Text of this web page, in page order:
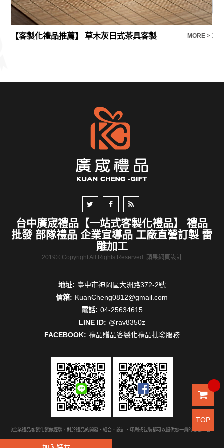
【客製化禮品推薦】 草木灰日式茶具客製 MORE > 巧
TOP
台中廣宬禮品【一站式客製化禮品】 禮品
批發 部隊禮品 企業宣導品 工廠直營訂製 雷
雕加工
2019© Copyright All Rights Reserved 蘋果網頁設計
地址: 臺中市神岡區大洲路372-2號
信箱: KuanCheng0812@gmail.com
電話: 04-25634615
LINE ID: @rav8350z
FACEBOOK: 禮品贈品客製化禮品批發服務
富的企業禮品客製化製做經驗，對於禮品的開發、組合、設計、印刷或包裝都可以提供您一貫的服務。台中